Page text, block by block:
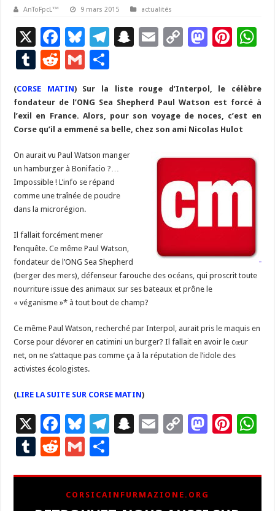
AnToFpcL™ 9 mars 2015 actualités
X
F
ac
e
b
o
o
k
Bl
u
es
ky
T
gr
a
m
S
p
c
h
E
l
C
y
Li
n
k
M
d
o
n
Pi
es
t
p
T
m
bl
r
R
d
di
t
G
m
ai
l
ar
ta
g
er
(CORSE MATIN) Sur la liste rouge d’Interpol, le célèbre
fondateur de l’ONG Sea Shepherd Paul Watson est forcé à
l’exil en France. Alors, pour son voyage de noces, c’est en
Corse qu’il a emmené sa belle, chez son ami Nicolas Hulot
On aurait vu Paul Watson manger
un hamburger à Bonifacio ?…
Impossible ! L’info se répand
comme une traînée de poudre
dans la microrégion.
Il fallait forcément mener
l’enquête. Ce même Paul Watson,
fondateur de l’ONG Sea Shepherd
(berger des mers), défenseur farouche des océans, qui proscrit toute
nourriture issue des animaux sur ses bateaux et prône le
« véganisme »* à tout bout de champ?
Ce même Paul Watson, recherché par Interpol, aurait pris le maquis en
Corse pour dévorer en catimini un burger? Il fallait en avoir le cœur
net, on ne s’attaque pas comme ça à la réputation de l’idole des
activistes écologistes.
(LIRE LA SUITE SUR CORSE MATIN)
X
F
ac
e
b
o
Bl
u
es
ky
T
gr
a
S
p
c
E
l
C
y
Li
M
d
Pi
es
T
bl
R
d
di
G
ai
l
ta
g
CORSICAINFURMAZIONE.ORG